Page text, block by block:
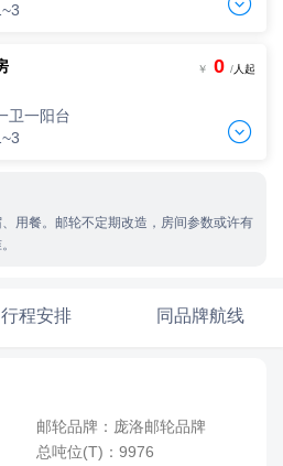
0 间 +
卫一阳台
￥ 0 /人起

- +
/人 - 0 间 +
用餐。邮轮不定期改造，房间参数或许有
行程安排 同品牌航线
邮轮品牌：庞洛邮轮品牌
总吨位(T)：9976